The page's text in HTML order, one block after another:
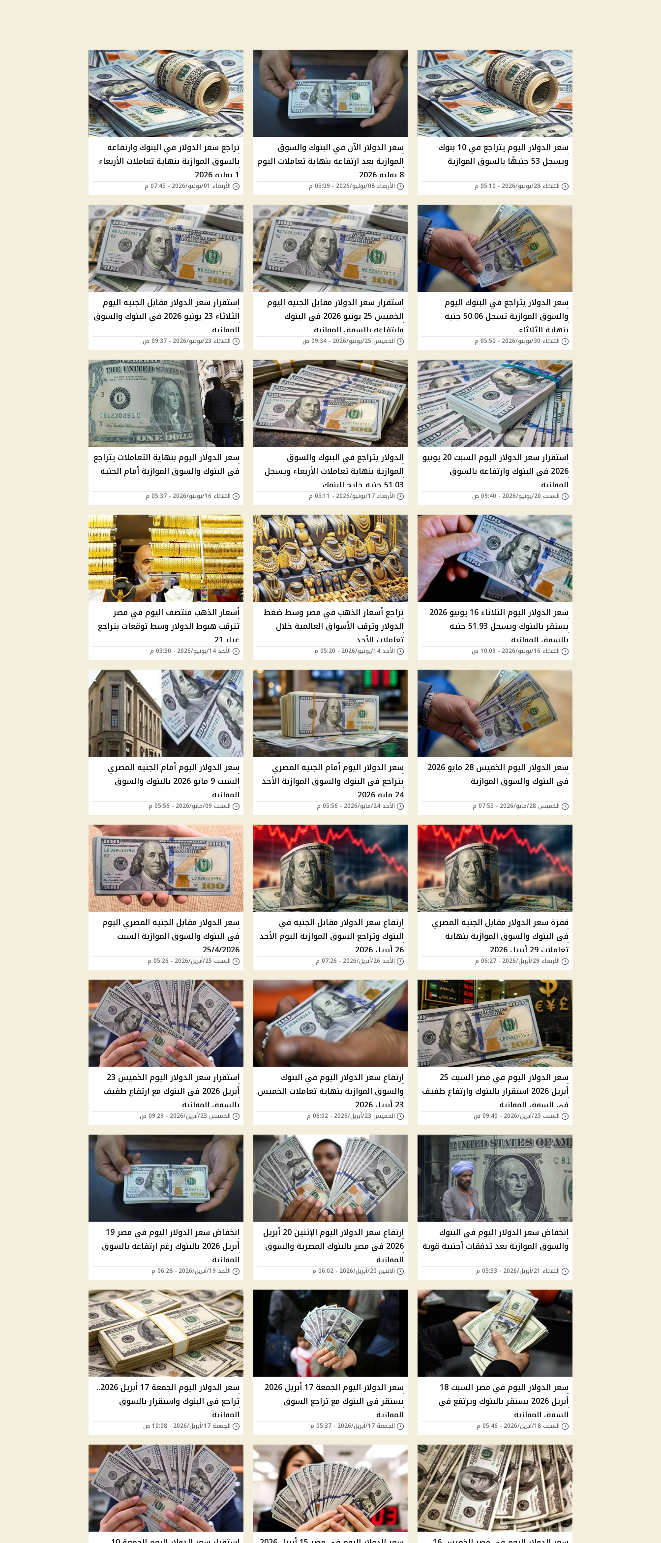
سعر الدولار اليوم يتراجع في 10 بنوك
ويسجل 53 جنيهًا بالسوق الموازية
الثلاثاء 28/يوليو/2026 - 05:10 م
سعر الدولار الآن في البنوك والسوق
الموازية بعد ارتفاعه بنهاية تعاملات اليوم
8 يوليو 2026
الأربعاء 08/يوليو/2026 - 05:09 م
تراجع سعر الدولار في البنوك وارتفاعه
بالسوق الموازية بنهاية تعاملات الأربعاء
1 يوليو 2026
الأربعاء 01/يوليو/2026 - 07:45 م
سعر الدولار يتراجع في البنوك اليوم
والسوق الموازية تسجل 50.06 جنيه
بنهاية الثلاثاء
الثلاثاء 30/يونيو/2026 - 05:50 م
استقرار سعر الدولار مقابل الجنيه اليوم
الخميس 25 يونيو 2026 في البنوك
وارتفاعه بالسوق الموازية
الخميس 25/يونيو/2026 - 09:34 ص
استقرار سعر الدولار مقابل الجنيه اليوم
الثلاثاء 23 يونيو 2026 في البنوك والسوق
الموازية
الثلاثاء 23/يونيو/2026 - 09:37 ص
استقرار سعر الدولار اليوم السبت 20 يونيو
2026 في البنوك وارتفاعه بالسوق
الموازية
السبت 20/يونيو/2026 - 09:40 ص
الدولار يتراجع في البنوك والسوق
الموازية بنهاية تعاملات الأربعاء ويسجل
51.03 جنيه خارج البنوك
الأربعاء 17/يونيو/2026 - 05:11 م
سعر الدولار اليوم بنهاية التعاملات يتراجع
في البنوك والسوق الموازية أمام الجنيه
الثلاثاء 16/يونيو/2026 - 05:37 م
سعر الدولار اليوم الثلاثاء 16 يونيو 2026
يستقر بالبنوك ويسجل 51.93 جنيه
بالسوق الموازية
الثلاثاء 16/يونيو/2026 - 10:09 ص
تراجع أسعار الذهب في مصر وسط ضغط
الدولار وترقب الأسواق العالمية خلال
تعاملات الأحد
الأحد 14/يونيو/2026 - 05:20 م
أسعار الذهب منتصف اليوم في مصر
تترقب هبوط الدولار وسط توقعات بتراجع
عيار 21
الأحد 14/يونيو/2026 - 03:30 م
سعر الدولار اليوم الخميس 28 مايو 2026
في البنوك والسوق الموازية
الخميس 28/مايو/2026 - 07:53 م
سعر الدولار اليوم أمام الجنيه المصري
يتراجع في البنوك والسوق الموازية الأحد
24 مايو 2026
الأحد 24/مايو/2026 - 05:56 م
سعر الدولار اليوم أمام الجنيه المصري
السبت 9 مايو 2026 بالبنوك والسوق
الموازية
السبت 09/مايو/2026 - 05:56 م
قفزة سعر الدولار مقابل الجنيه المصري
في البنوك والسوق الموازية بنهاية
تعاملات 29 أبريل 2026
الأربعاء 29/أبريل/2026 - 06:27 م
ارتفاع سعر الدولار مقابل الجنيه في
البنوك وتراجع السوق الموازية اليوم الأحد
26 أبريل 2026
الأحد 26/أبريل/2026 - 07:26 م
سعر الدولار مقابل الجنيه المصري اليوم
في البنوك والسوق الموازية السبت
25/4/2026
السبت 25/أبريل/2026 - 05:26 م
سعر الدولار اليوم في مصر السبت 25
أبريل 2026 استقرار بالبنوك وارتفاع طفيف
في السوق الموازية
السبت 25/أبريل/2026 - 09:40 ص
ارتفاع سعر الدولار اليوم في البنوك
والسوق الموازية بنهاية تعاملات الخميس
23 أبريل 2026
الخميس 23/أبريل/2026 - 06:02 م
استقرار سعر الدولار اليوم الخميس 23
أبريل 2026 في البنوك مع ارتفاع طفيف
بالسوق الموازية
الخميس 23/أبريل/2026 - 09:29 ص
انخفاض سعر الدولار اليوم في البنوك
والسوق الموازية بعد تدفقات أجنبية قوية
الثلاثاء 21/أبريل/2026 - 05:33 م
ارتفاع سعر الدولار اليوم الإثنين 20 أبريل
2026 في مصر بالبنوك المصرية والسوق
الموازية
الإثنين 20/أبريل/2026 - 06:02 م
انخفاض سعر الدولار اليوم في مصر 19
أبريل 2026 بالبنوك رغم ارتفاعه بالسوق
الموازية
الأحد 19/أبريل/2026 - 06:28 م
سعر الدولار اليوم في مصر السبت 18
أبريل 2026 يستقر بالبنوك ويرتفع في
السوق الموازية
السبت 18/أبريل/2026 - 05:46 م
سعر الدولار اليوم الجمعة 17 أبريل 2026
يستقر في البنوك مع تراجع السوق
الموازية
الجمعة 17/أبريل/2026 - 05:37 م
سعر الدولار اليوم الجمعة 17 أبريل 2026..
تراجع في البنوك واستقرار بالسوق
الموازية
الجمعة 17/أبريل/2026 - 10:08 ص